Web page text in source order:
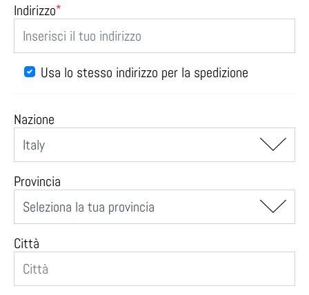
Indirizzo*
Usa lo stesso indirizzo per la spedizione
Nazione
Provincia
Città